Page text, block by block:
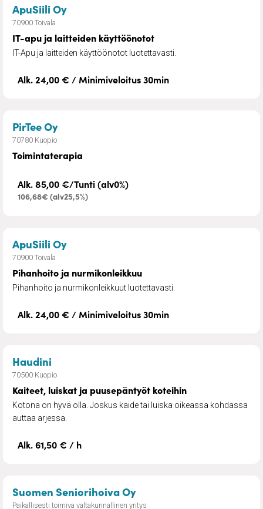
ApuSiili Oy– IT-apu ja laitteiden käyttöönotot
70900 Toivala
IT-apu ja laitteiden käyttöönotot
IT-Apu ja laitteiden käyttöönotot luotettavasti.
Alk. 24,00 € / Minimiveloitus 30min
PirTee Oy– Toimintaterapia
70780 Kuopio
Toimintaterapia
Alk. 85,00 €/Tunti (alv0%)
106,68€ (alv25,5%)
ApuSiili Oy– Pihanhoito ja nurmikonleikkuu
70900 Toivala
Pihanhoito ja nurmikonleikkuu
Pihanhoito ja nurmikonleikkuut luotettavasti.
Alk. 24,00 € / Minimiveloitus 30min
Haudini
70500 Kuopio
Kaiteet, luiskat ja puusepäntyöt koteihin
Kotona on hyvä olla. Joskus kaide tai luiska oikeassa kohdassa
auttaa arjessa.
Alk. 61,50 € / h
Suomen Seniorihoiva Oy– Siivouspalvelu
Paikallisesti toimiva valtakunnallinen yritys